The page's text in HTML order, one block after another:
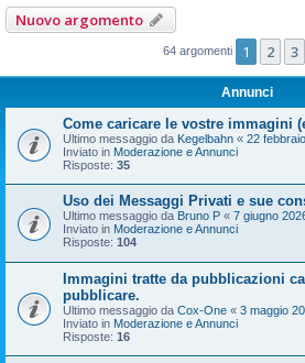
Nuovo argomento
64 argomenti 1 2 3
Annunci
Come caricare le vostre immagini
Ultimo messaggio da Kegelbahn « 22
Inviato in Moderazione e Annunci
Risposte: 35
Uso dei Messaggi Privati e sue
Ultimo messaggio da Bruno P « 7 giugno
Inviato in Moderazione e Annunci
Risposte: 104
Immagini tratte da pubblicazioni
pubblicare.
Ultimo messaggio da Cox-One « 3 maggio
Inviato in Moderazione e Annunci
Risposte: 16